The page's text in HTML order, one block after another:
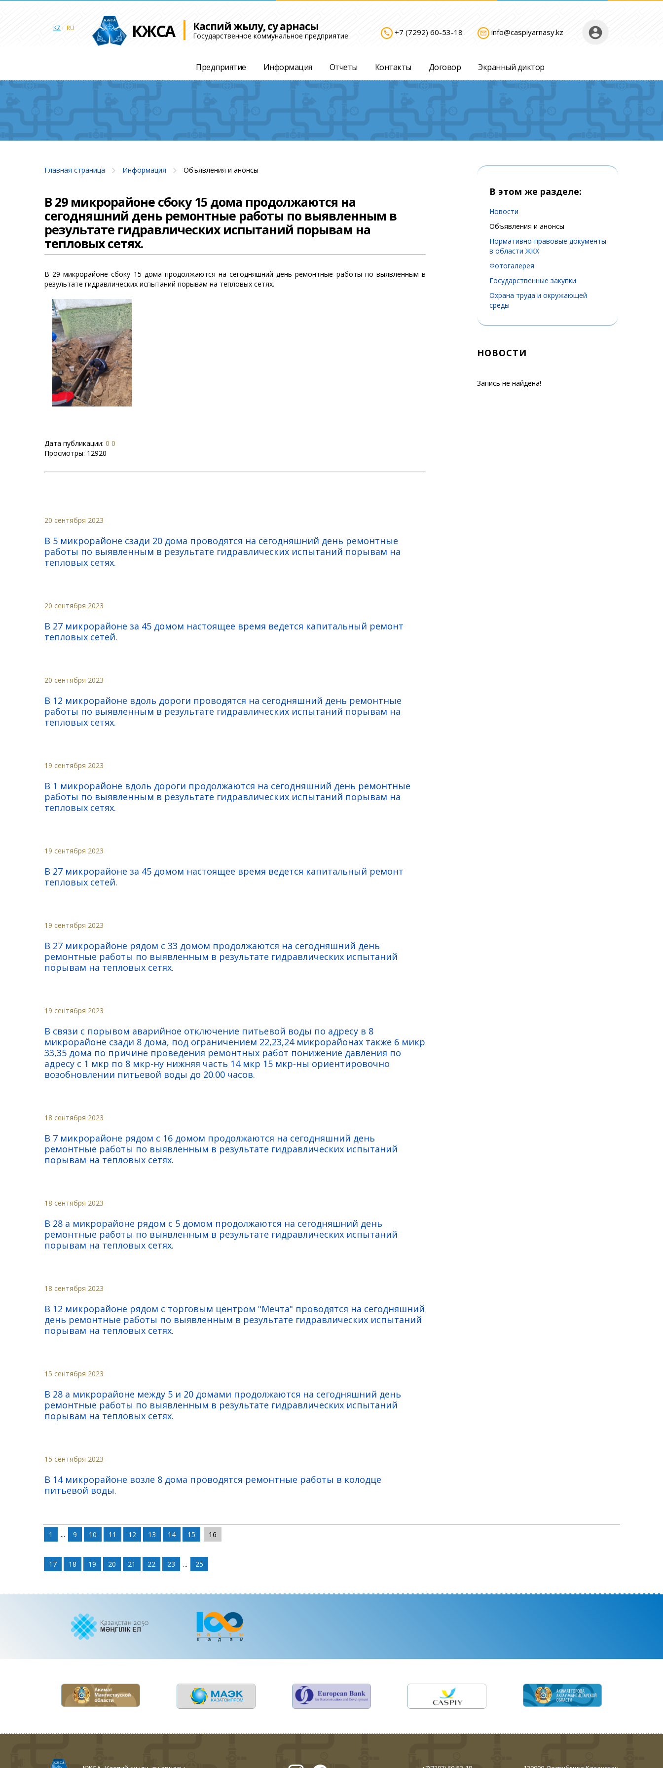
KZ RU КЖСА Каспий жылу, су арнасы
Государственное коммунальное предприятие account_circle
mail_outline info@caspiyarnasy.kz
settings_phone +7 (7292) 60-53-18
Предприятие Информация Отчеты Контакты Договор Экранный диктор
Главная страница Информация Объявления и анонсы
В 29 микрорайоне сбоку 15 дома продолжаются на
сегодняшний день ремонтные работы по выявленным в
результате гидравлических испытаний порывам на
тепловых сетях.
В 29 микрорайоне сбоку 15 дома продолжаются на сегодняшний день ремонтные работы по выявленным в
результате гидравлических испытаний порывам на тепловых сетях.
Дата публикации: 0 0
Просмотры: 12920
20 сентября 2023
В 5 микрорайоне сзади 20 дома проводятся на сегодняшний день ремонтные
работы по выявленным в результате гидравлических испытаний порывам на
тепловых сетях.
20 сентября 2023
В 27 микрорайоне за 45 домом настоящее время ведется капитальный ремонт
тепловых сетей.
20 сентября 2023
В 12 микрорайоне вдоль дороги проводятся на сегодняшний день ремонтные
работы по выявленным в результате гидравлических испытаний порывам на
тепловых сетях.
19 сентября 2023
В 1 микрорайоне вдоль дороги продолжаются на сегодняшний день ремонтные
работы по выявленным в результате гидравлических испытаний порывам на
тепловых сетях.
19 сентября 2023
В 27 микрорайоне за 45 домом настоящее время ведется капитальный ремонт
тепловых сетей.
19 сентября 2023
В 27 микрорайоне рядом с 33 домом продолжаются на сегодняшний день
ремонтные работы по выявленным в результате гидравлических испытаний
порывам на тепловых сетях.
19 сентября 2023
В связи с порывом аварийное отключение питьевой воды по адресу в 8
микрорайоне сзади 8 дома, под ограничением 22,23,24 микрорайонах также 6 микр
33,35 дома по причине проведения ремонтных работ понижение давления по
адресу с 1 мкр по 8 мкр-ну нижняя часть 14 мкр 15 мкр-ны ориентировочно
возобновлении питьевой воды до 20.00 часов.
18 сентября 2023
В 7 микрорайоне рядом с 16 домом продолжаются на сегодняшний день
ремонтные работы по выявленным в результате гидравлических испытаний
порывам на тепловых сетях.
18 сентября 2023
В 28 а микрорайоне рядом с 5 домом продолжаются на сегодняшний день
ремонтные работы по выявленным в результате гидравлических испытаний
порывам на тепловых сетях.
18 сентября 2023
В 12 микрорайоне рядом с торговым центром "Мечта" проводятся на сегодняшний
день ремонтные работы по выявленным в результате гидравлических испытаний
порывам на тепловых сетях.
15 сентября 2023
В 28 а микрорайоне между 5 и 20 домами продолжаются на сегодняшний день
ремонтные работы по выявленным в результате гидравлических испытаний
порывам на тепловых сетях.
15 сентября 2023
В 14 микрорайоне возле 8 дома проводятся ремонтные работы в колодце
питьевой воды.
В этом же разделе:
Новости
Объявления и анонсы
Нормативно-правовые документы
в области ЖКХ
Фотогалерея
Государственные закупки
Охрана труда и окружающей
среды
НОВОСТИ
Запись не найдена!
1 ... 9 10 11 12 13 14 15 16
17 18 19 20 21 22 23 ... 25